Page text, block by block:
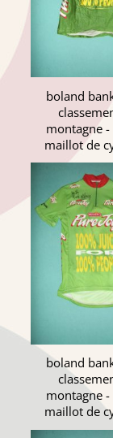
boland
montagne
maillot de
boland
montagne
maillot de